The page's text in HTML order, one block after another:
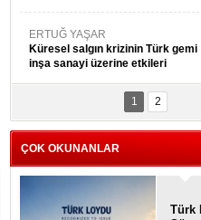
ERTUĞ YAŞAR
Küresel salgın krizinin Türk gemi
inşa sanayi üzerine etkileri
Kpt. MESUT AZMİ GÖKSOY
ithafen...
1 2
ÇOK OKUNANLAR
Türk